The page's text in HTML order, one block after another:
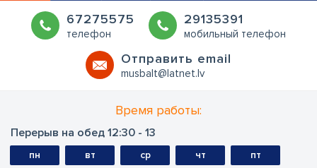
67275575
телефон
29135391
мобильный телефон
Oтправить email
musbalt@latnet.lv
Время работы:
Перерыв на обед 12:30 - 13
пн вт ср чт пт